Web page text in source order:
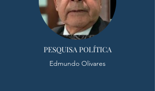
PESQUISA POLÍTICA
Edmundo Olivares